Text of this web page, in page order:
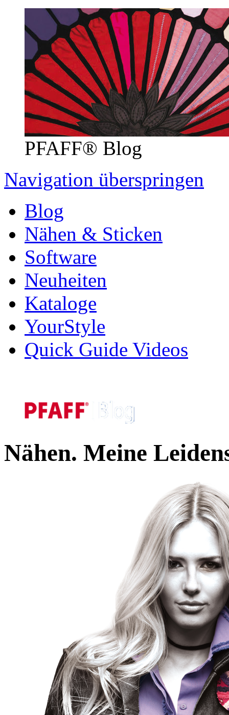
PFAFF® Blog
Navigation überspringen
Blog
Nähen & Sticken
Software
Neuheiten
Kataloge
YourStyle
Quick Guide Videos
Nähen. Meine